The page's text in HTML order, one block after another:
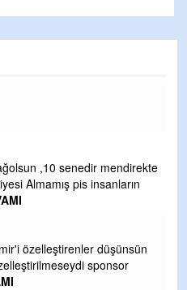
,10 senedir mendirekte
Almamış pis insanların
özelleştirenler düşünsün
sponsor